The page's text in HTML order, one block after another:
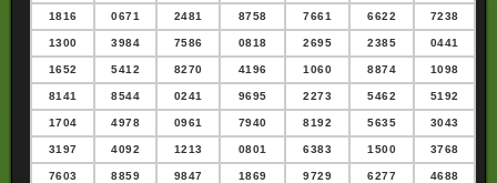
1816 0671 2481 8758 7661 6622 7238
1300 3984 7586 0818 2695 2385 0441
1652 5412 8270 4196 1060 8874 1098
8141 8544 0241 9695 2273 5462 5192
1704 4978 0961 7940 8192 5635 3043
3197 4092 1213 0801 6383 1500 3768
7603 8859 9847 1869 9729 6277 4688